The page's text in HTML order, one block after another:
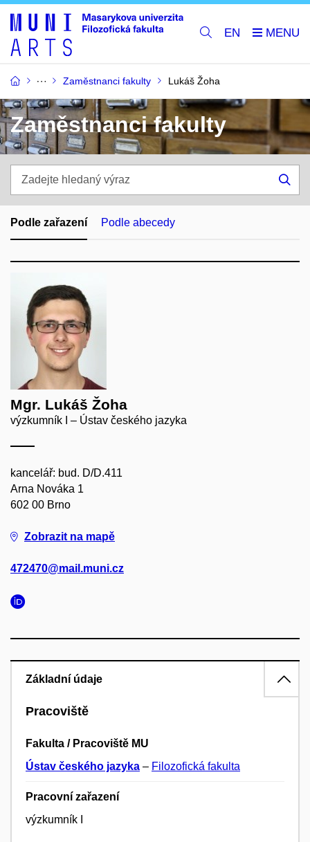
EN
Zaměstnanci fakulty Lukáš Žoha
Zaměstnanci fakulty
hledaný
výraz
Podle zařazení Podle abecedy
Mgr. Lukáš Žoha
výzkumník I – Ústav českého jazyka
kancelář: bud. D/D.411
Arna Nováka 1
602 00 Brno
Zobrazit na mapě
472470@mail.muni.cz
Základní údaje
Pracoviště
Fakulta / Pracoviště MU
Ústav českého jazyka – Filozofická fakulta
Pracovní zařazení
výzkumník I